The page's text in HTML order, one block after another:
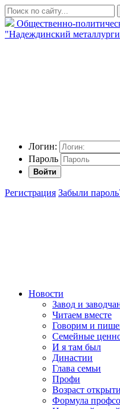
Общественно-
"Надеждинский
Логин:
Пароль
Войти
Регистрация Забыли
Новости
Завод и
Читаем вместе
Говорим и
Семейные
И я там был
Династии
Глава семьи
Профи
Возраст
Формула